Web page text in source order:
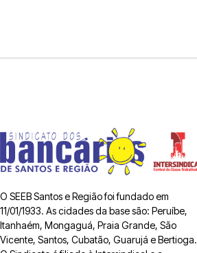
O SEEB Santos e Região foi fundado em
11/01/1933. As cidades da base são: Peruíbe,
Itanhaém, Mongaguá, Praia Grande, São
Vicente, Santos, Cubatão, Guarujá e Bertioga.